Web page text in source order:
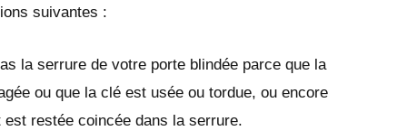
suivantes :
la serrure de votre porte blindée parce que la
ou que la clé est usée ou tordue, ou encore
restée coincée dans la serrure.